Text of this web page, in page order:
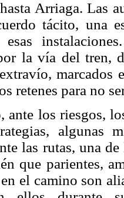
Arriaga. Las
tácito, una
la vía del tren,
marcados
retenes para no
ante los riesgos,
algunas
las rutas, una
que parientes,
el camino son